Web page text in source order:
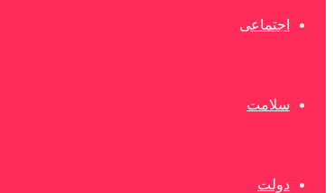
اجتماعی
سلامت
دولت